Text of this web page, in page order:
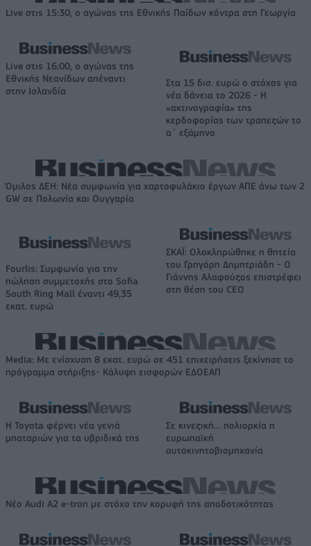
Live στις 15:30, ο αγώνας της Εθνικής Παίδων κόντρα στη Γεωργία
Live στις 16:00, ο αγώνας της
Εθνικής Νεανίδων απέναντι
στην Ισλανδία
Στα 15 δισ. ευρώ ο στόχος για
νέα δάνεια το 2026 - Η
«ακτινογραφία» της
κερδοφορίας των τραπεζών το
α΄ εξάμηνο
Όμιλος ΔΕΗ: Νέα συμφωνία για χαρτοφυλάκιο έργων ΑΠΕ άνω των 2
GW σε Πολωνία και Ουγγαρία
Fourlis: Συμφωνία για την
πώληση συμμετοχής στο Sofia
South Ring Mall έναντι 49,35
εκατ. ευρώ
ΣΚΑΪ: Ολοκληρώθηκε η θητεία
του Γρηγόρη Δημητριάδη - Ο
Γιάννης Αλαφούζος επιστρέφει
στη θέση του CEO
Media: Με ενίσχυση 8 εκατ. ευρώ σε 451 επιχειρήσεις ξεκίνησε το
πρόγραμμα στήριξης- Κάλυψη εισφορών ΕΔΟΕΑΠ
Η Toyota φέρνει νέα γενιά
μπαταριών για τα υβριδικά της
Σε κινεζική… πολιορκία η
ευρωπαϊκή
αυτοκινητοβιομηχανία
Νέο Audi A2 e-tron με στόχο την κορυφή της αποδοτικότητας